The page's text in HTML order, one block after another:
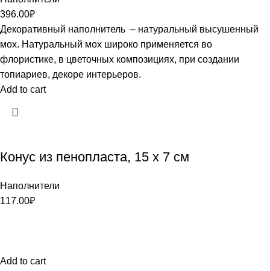
396.00₽
Декоративный наполнитель – натуральный высушенный
мох. Натуральный мох широко применяется во
флористике, в цветочных композициях, при создании
топиариев, декоре интерьеров.
Add to cart
Конус из пенопласта, 15 х 7 см
Наполнители
117.00₽
Add to cart